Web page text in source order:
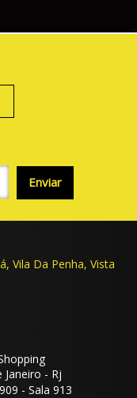
Janeiro - Rj
- Sala 913